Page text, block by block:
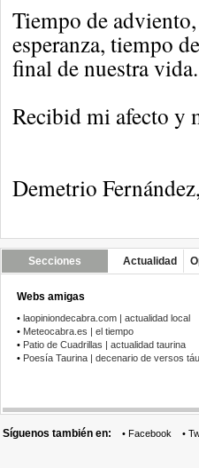
Tiempo de
esperanza, tiempo
final de nuestra
Recibid mi afecto y
Demetrio
Secciones Actualidad
Webs amigas
• laopiniondecabra.com | actualidad local
• Meteocabra.es | el tiempo
• Patio de Cuadrillas | actualidad taurina
• Poesía Taurina | decenario de versos
Síguenos también en: • Facebook •